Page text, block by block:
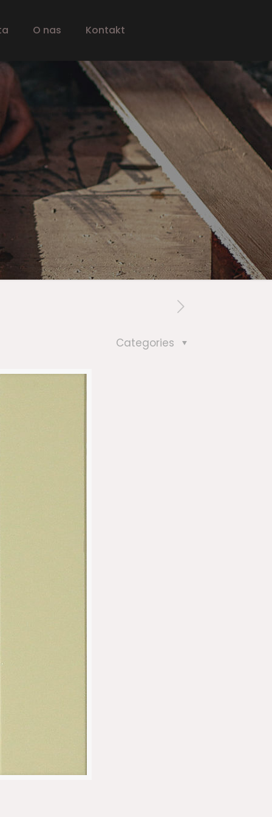
O nas Kontakt
Categories